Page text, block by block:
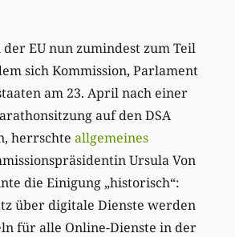
der EU nun zumindest zum Teil
sich Kommission, Parlament
am 23. April nach einer
auf den DSA
herrschte allgemeines
Ursula Von
die Einigung „historisch“:
über digitale Dienste werden
für alle Online-Dienste in der